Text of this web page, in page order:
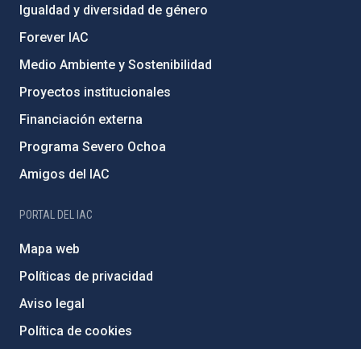
Igualdad y diversidad de género
Forever IAC
Medio Ambiente y Sostenibilidad
Proyectos institucionales
Financiación externa
Programa Severo Ochoa
Amigos del IAC
PORTAL DEL IAC
Mapa web
Políticas de privacidad
Aviso legal
Política de cookies